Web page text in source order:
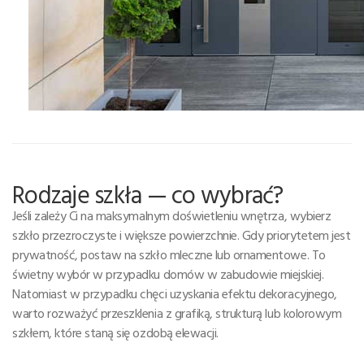
Rodzaje szkła — co wybrać?
Jeśli zależy Ci na maksymalnym doświetleniu wnętrza, wybierz
szkło przezroczyste i większe powierzchnie. Gdy priorytetem jest
prywatność, postaw na szkło mleczne lub ornamentowe. To
świetny wybór w przypadku domów w zabudowie miejskiej.
Natomiast w przypadku chęci uzyskania efektu dekoracyjnego,
warto rozważyć przeszklenia z grafiką, strukturą lub kolorowym
szkłem, które staną się ozdobą elewacji.